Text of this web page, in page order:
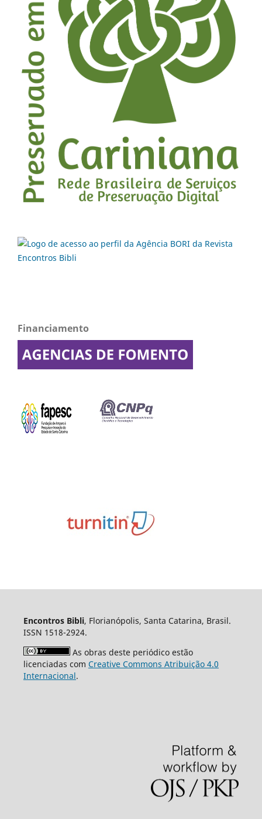
Financiamento
Encontros Bibli, Florianópolis, Santa Catarina, Brasil.
ISSN 1518-2924.
As obras deste periódico estão
licenciadas com Creative Commons Atribuição 4.0
Internacional.